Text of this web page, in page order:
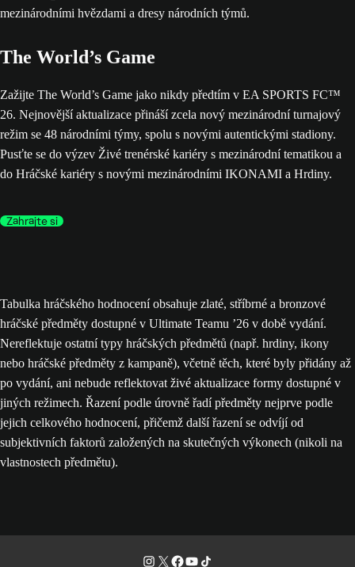
The World’s Game
Zažijte The World’s Game jako nikdy předtím v EA SPORTS FC™
26. Nejnovější aktualizace přináší zcela nový mezinárodní turnajový
režim se 48 národními týmy, spolu s novými autentickými stadiony.
Pusťte se do výzev Živé trenérské kariéry s mezinárodní tematikou a
do Hráčské kariéry s novými mezinárodními IKONAMI a Hrdiny.
Zahrajte si
Tabulka hráčského hodnocení obsahuje zlaté, stříbrné a bronzové
hráčské předměty dostupné v Ultimate Teamu ’26 v době vydání.
Nereflektuje ostatní typy hráčských předmětů (např. hrdiny, ikony
nebo hráčské předměty z kampaně), včetně těch, které byly přidány až
po vydání, ani nebude reflektovat živé aktualizace formy dostupné v
jiných režimech. Řazení podle úrovně řadí předměty nejprve podle
jejich celkového hodnocení, přičemž další řazení se odvíjí od
subjektivních faktorů založených na skutečných výkonech (nikoli na
vlastnostech předmětu).